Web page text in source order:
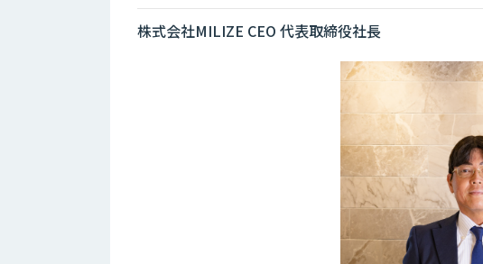
株式会社MILIZE CEO 代表取締役社長